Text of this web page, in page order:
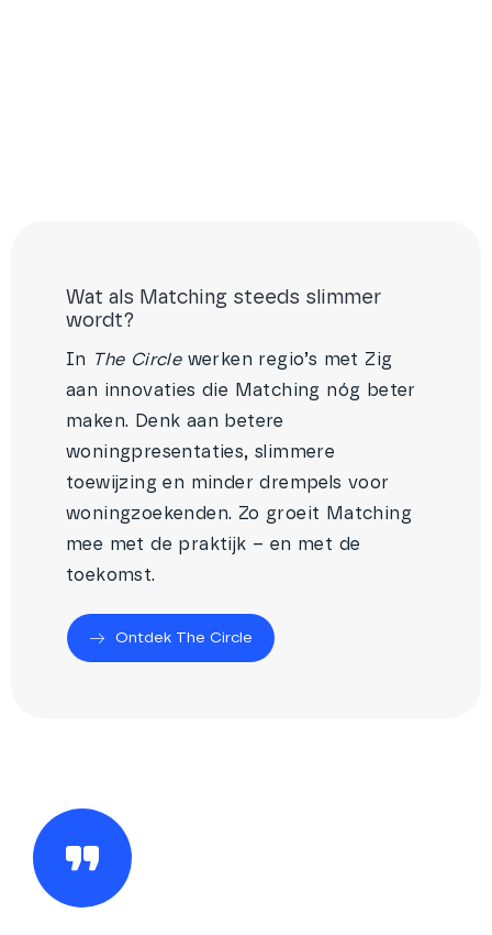
Wat als Matching steeds slimmer
wordt?
In The Circlewerken regio’s met Zig
aan innovaties die Matching nóg beter
maken. Denk aan betere
woningpresentaties, slimmere
toewijzing en minder drempels voor
woningzoekenden. Zo groeit Matching
mee met de praktijk – en met de
toekomst.
Ontdek The Circle